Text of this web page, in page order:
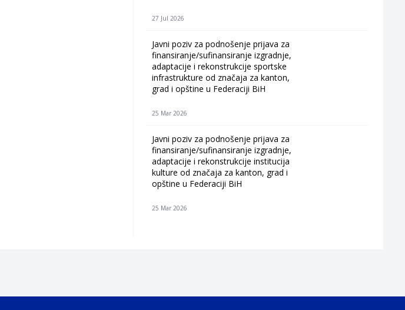
27 Jul 2026
Javni poziv za podnošenje prijava za
finansiranje/sufinansiranje izgradnje,
adaptacije i rekonstrukcije sportske
infrastrukture od značaja za kanton,
grad i opštine u Federaciji BiH
25 Mar 2026
Javni poziv za podnošenje prijava za
finansiranje/sufinansiranje izgradnje,
adaptacije i rekonstrukcije institucija
kulture od značaja za kanton, grad i
opštine u Federaciji BiH
25 Mar 2026